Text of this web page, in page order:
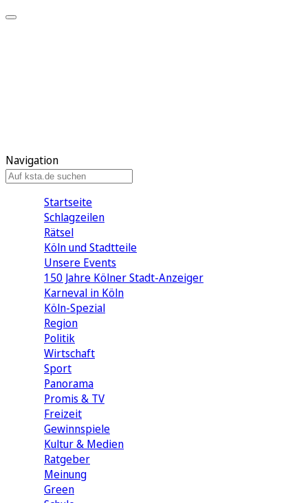
Navigation
Startseite
Schlagzeilen
Rätsel
Köln und Stadtteile
Unsere Events
150 Jahre Kölner Stadt-Anzeiger
Karneval in Köln
Köln-Spezial
Region
Politik
Wirtschaft
Sport
Panorama
Promis & TV
Freizeit
Gewinnspiele
Kultur & Medien
Ratgeber
Meinung
Green